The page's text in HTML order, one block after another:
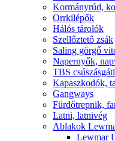
Kormányrúd,
Orrkilépők
Hálós tárolók
Szellőztető zsák
Saling görgő
Napernyők,
TBS
Kapaszkodók,
Gangways
Fürdőtrepnik,
Latni, latnivég
Ablakok
Lewmar